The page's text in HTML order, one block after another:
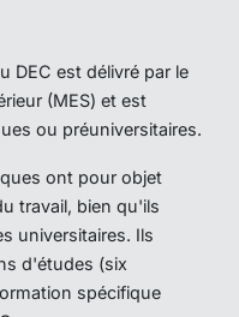
DEC est délivré par le
(MES) et est
ou préuniversitaires.
ont pour objet
travail, bien qu'ils
universitaires. Ils
d'études (six
spécifique